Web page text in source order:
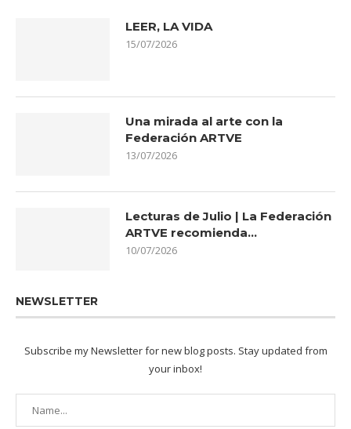
LEER, LA VIDA
15/07/2026
Una mirada al arte con la
Federación ARTVE
13/07/2026
Lecturas de Julio | La Federación
ARTVE recomienda…
10/07/2026
NEWSLETTER
Subscribe my Newsletter for new blog posts. Stay updated from
your inbox!